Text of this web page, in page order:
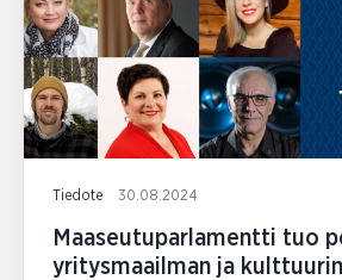
Tiedote 30.08.2024
Maaseutuparlamentti tuo
yritysmaailman ja